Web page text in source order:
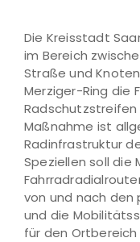
Die Kreisstadt
im Bereich
Straße und
Merziger-Ring die
Maßnahme ist
Radinfrastruktur
Speziellen soll die
von und nach
und die
für den